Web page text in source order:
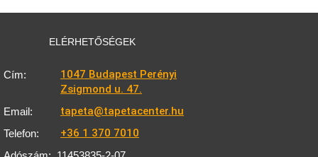
ELÉRHETŐSÉGEK
Cím:
1047 Budapest Perényi
Zsigmond u. 47.
Email: tapeta@tapetacenter.hu
Telefon: +36 1 370 7010